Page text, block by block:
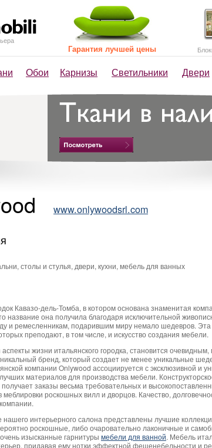
Обои Карнизы Светильники Двери
Гарантия лучшей цены
www.onlywoodsrl.com
столы и стулья, двери, кухни, мебель для ванных
Кавазо-дель-Томба, в котором основана знаменитая
название она получила благодаря исключительной
и ремесленникам, подарившим миру немало шедевров.
преподают, в том числе, и искусство создания мебели.
жизни итальянского городка, становится
бренд, который создает не менее уникальные
компании Onlywood ассоциируется с эксклюзивной и
материалов для производства мебели.
заказы весьма требовательных и
роскошных вилл и дворцов. Качество,
нашего интерьерного салона представлены лучшие
роскошные, либо очаровательно лаконичные и
изысканные гарнитуры мебели для ванной. Мебель
придавая ему нотки эффектной фешенебельности и